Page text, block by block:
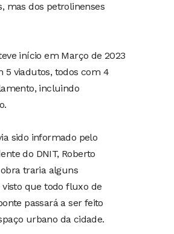
mas dos petrolinenses
início em Março de 2023
5 viadutos, todos com 4
incluindo
sido informado pelo
do DNIT, Roberto
traria alguns
que todo fluxo de
passará a ser feito
urbano da cidade.